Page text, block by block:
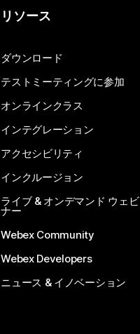
リソース
ダウンロード
テストミーティングに参加
オンラインクラス
インテグレーション
アクセシビリティ
インクルージョン
ライブ & オンデマンド ウェビ
ナー
Webex Community
Webex Developers
ニュース & イノベーション